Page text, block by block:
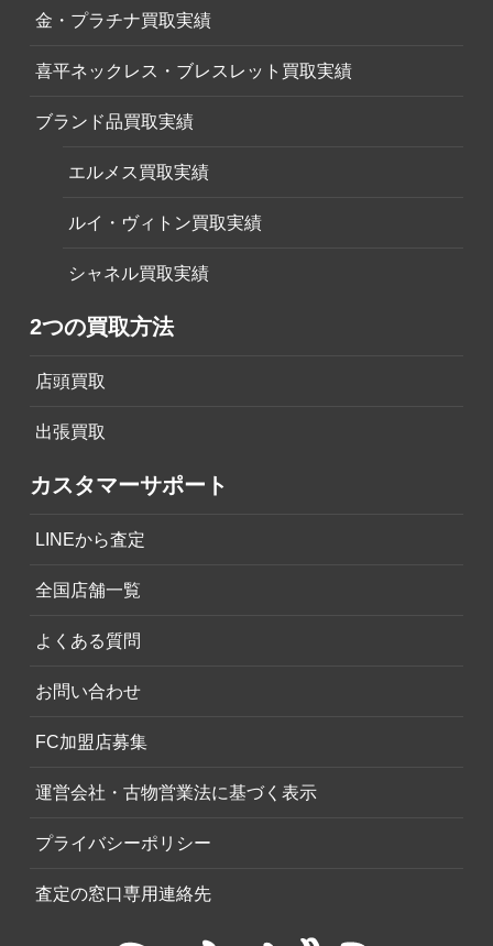
金・プラチナ買取実績
喜平ネックレス・ブレスレット買取実績
ブランド品買取実績
エルメス買取実績
ルイ・ヴィトン買取実績
シャネル買取実績
2つの買取方法
店頭買取
出張買取
カスタマーサポート
LINEから査定
全国店舗一覧
よくある質問
お問い合わせ
FC加盟店募集
運営会社・古物営業法に基づく表示
プライバシーポリシー
査定の窓口専用連絡先